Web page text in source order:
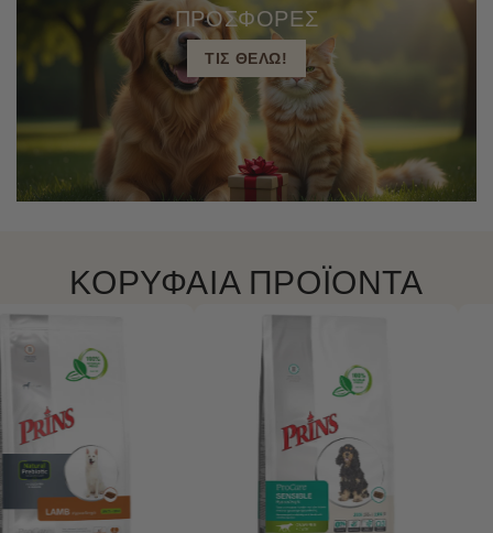
ΠΡΟΣΦΟΡΕΣ
ΤΙΣ ΘΕΛΩ!
ΚΟΡΥΦΑΙΑ ΠΡΟΪΟΝΤΑ